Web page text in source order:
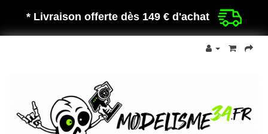
* Livraison offerte dès 149 € d'achat